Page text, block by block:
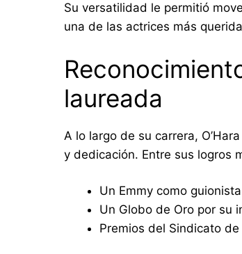
Su versatilidad le permitió
una de las actrices más
laureada
A lo largo de su carrera,
y dedicación. Entre sus logros
Un Emmy como
Un Globo de Oro por su
Premios del Sindicato